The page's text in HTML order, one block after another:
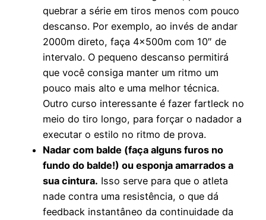
quebrar a série em tiros menos com pouco
descanso. Por exemplo, ao invés de andar
2000m direto, faça 4x500m com 10″ de
intervalo. O pequeno descanso permitirá
que você consiga manter um ritmo um
pouco mais alto e uma melhor técnica.
Outro curso interessante é fazer fartleck no
meio do tiro longo, para forçar o nadador a
executar o estilo no ritmo de prova.
Nadar com balde (faça alguns furos no
fundo do balde!) ou esponja amarrados a
sua cintura. Isso serve para que o atleta
nade contra uma resistência, o que dá
feedback instantâneo da continuidade da